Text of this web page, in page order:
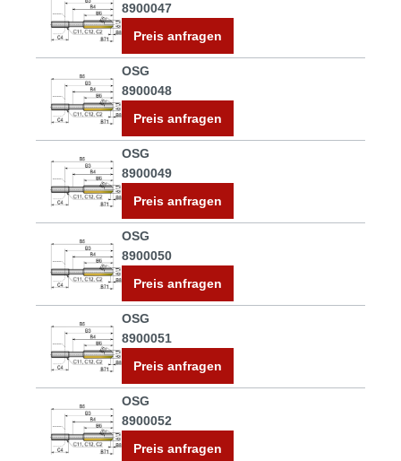
8900047
Preis anfragen
OSG
8900048
Preis anfragen
OSG
8900049
Preis anfragen
OSG
8900050
Preis anfragen
OSG
8900051
Preis anfragen
OSG
8900052
Preis anfragen